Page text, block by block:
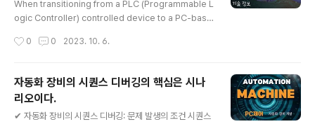
When transitioning from a PLC (Programmable L
ogic Controller) controlled device to a PC-base
into play. ✔ General Considerations: Hardware
ces and protocols between the PLC and PC are
compatible. Depending on your needs, you mig
ht require the appropriate communication card
s, adapters, and in some cases, c..
0 0 2023. 10. 6.
자동화 장비의 시퀀스 디버깅의 핵심은 시나
리오이다.
✔ 자동화 장비의 시퀀스 디버깅: 문제 발생의 조건 시퀀스